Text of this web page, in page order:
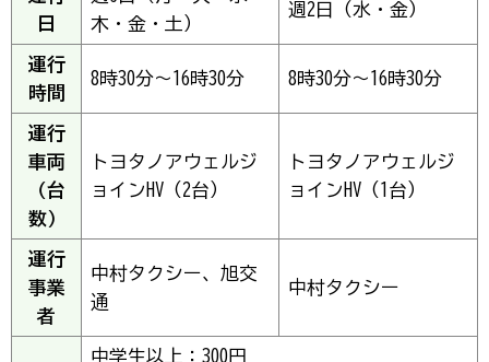
日
木・金・土）
週2日（水・金）
運行
時間
8時30分～16時30分 8時30分～16時30分
運行
車両
（台
数）
トヨタノアウェルジ
ョインHV（2台）
トヨタノアウェルジ
ョインHV（1台）
運行
事業
者
中村タクシー、旭交
通
中村タクシー
中学生以上：300円